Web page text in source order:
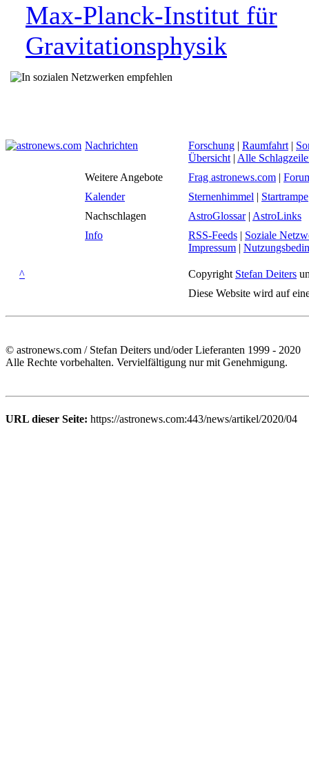
Max-Planck-Institut für
Gravitationsphysik
Nachrichten Forschung | Raumfahrt |
Übersicht | Alle
Weitere Angebote
Frag astronews.com |
Kalender
Sternenhimmel | Startrampe
Nachschlagen
AstroGlossar| AstroLinks
Info
RSS-Feeds | Soziale
Impressum |
^ Copyright Stefan Deiters
Diese Website wird auf
© astronews.com / Stefan Deiters und/oder Lieferanten 1999 - 2020
Alle Rechte vorbehalten. Vervielfältigung nur mit Genehmigung.
URL dieser Seite: https://astronews.com:443/news/artikel/2020/04